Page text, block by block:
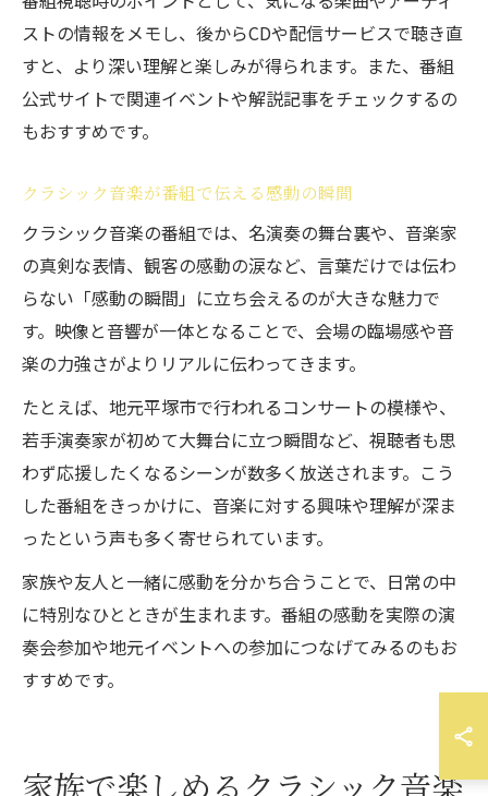
ストの情報をメモし、後からCDや配信サービスで聴き直
すと、より深い理解と楽しみが得られます。また、番組
公式サイトで関連イベントや解説記事をチェックするの
もおすすめです。
クラシック音楽が番組で伝える感動の瞬間
クラシック音楽の番組では、名演奏の舞台裏や、音楽家
の真剣な表情、観客の感動の涙など、言葉だけでは伝わ
らない「感動の瞬間」に立ち会えるのが大きな魅力で
す。映像と音響が一体となることで、会場の臨場感や音
楽の力強さがよりリアルに伝わってきます。
たとえば、地元平塚市で行われるコンサートの模様や、
若手演奏家が初めて大舞台に立つ瞬間など、視聴者も思
わず応援したくなるシーンが数多く放送されます。こう
した番組をきっかけに、音楽に対する興味や理解が深ま
ったという声も多く寄せられています。
家族や友人と一緒に感動を分かち合うことで、日常の中
に特別なひとときが生まれます。番組の感動を実際の演
奏会参加や地元イベントへの参加につなげてみるのもお
すすめです。
家族で楽しめるクラシック音楽